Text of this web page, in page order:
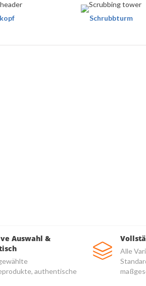
Schrubbturm
Auswahl &
authentische
Alle